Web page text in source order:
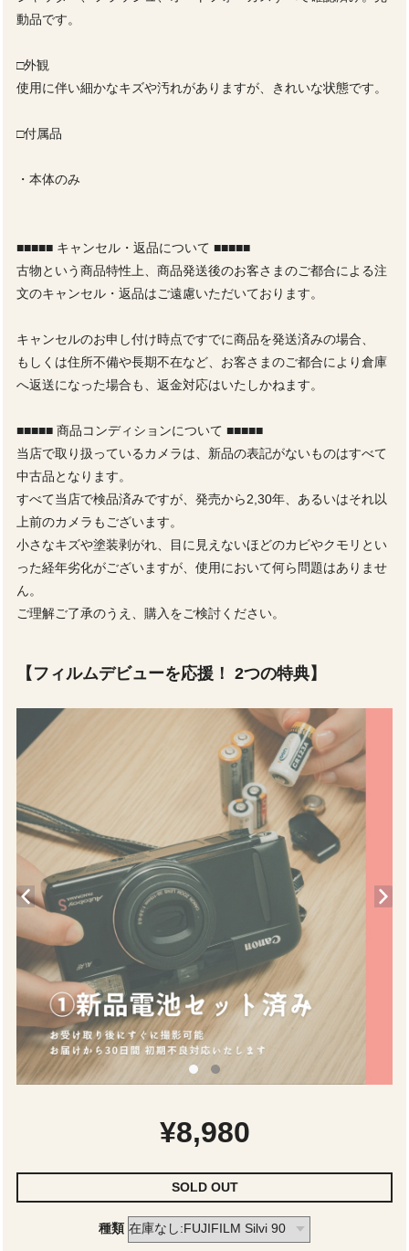
動品です。
□外観
使用に伴い細かなキズや汚れがありますが、きれいな状態です。
□付属品
・本体のみ
■■■■■ キャンセル・返品について ■■■■■
古物という商品特性上、商品発送後のお客さまのご都合による注
文のキャンセル・返品はご遠慮いただいております。
キャンセルのお申し付け時点ですでに商品を発送済みの場合、
もしくは住所不備や長期不在など、お客さまのご都合により倉庫
へ返送になった場合も、返金対応はいたしかねます。
■■■■■ 商品コンディションについて ■■■■■
当店で取り扱っているカメラは、新品の表記がないものはすべて
中古品となります。
すべて当店で検品済みですが、発売から2,30年、あるいはそれ以
上前のカメラもございます。
小さなキズや塗装剥がれ、目に見えないほどのカビやクモリとい
った経年劣化がございますが、使用において何ら問題はありませ
ん。
ご理解ご了承のうえ、購入をご検討ください。
【フィルムデビューを応援！ 2つの特典】
¥8,980
SOLD OUT
種類